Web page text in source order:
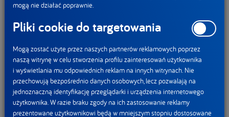
01.07.2026
mogą nie działać poprawnie.
Pliki cookie do targetowania
Mogą zostać użyte przez naszych partnerów reklamowych poprzez
naszą witrynę w celu stworzenia profilu zainteresowań użytkownika
i wyświetlania mu odpowiednich reklam na innych witrynach. Nie
przechowują bezpośrednio danych osobowych, lecz pozwalają na
jednoznaczną identyfikację przeglądarki i urządzenia internetowego
użytkownika. W razie braku zgody na ich zastosowanie reklamy
prezentowane użytkownikowi będą w mniejszym stopniu dostosowane